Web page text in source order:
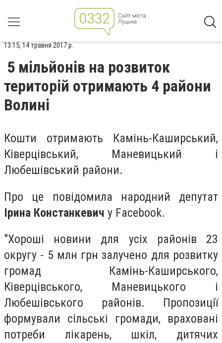
13:15, 14 травня 2017 р.
5 мільйонів на розвиток
територій отримають 4 райони
Волині
Кошти отримають Камінь-Каширський,
Ківерцівський, Маневицький і
Любешівський райони.
Про це повідомила народний депутат
Ірина Констанкевич у Facebook.
"Хороші новини для усіх районів 23
округу - 5 млн грн залучено для розвитку
громад Камінь-Каширського,
Ківерцівського, Маневицького і
Любешівського районів. Пропозиції
формували сільські громади, враховані
потреби лікарень, шкіл, дитячих